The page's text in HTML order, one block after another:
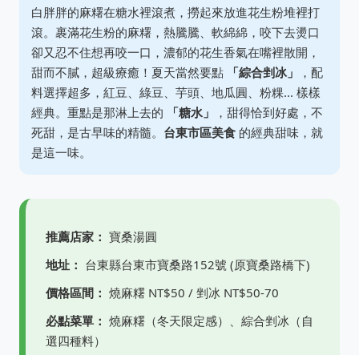
白胖胖的麻糬在糖水裡滾煮，撈起來放進花生粉堆裡打
滾。裹滿花生粉的麻糬，熱騰騰、軟綿綿，咬下去燙口
卻又忍不住想再咬一口，濃郁的花生香氣在嘴裡散開，
甜而不膩，超級療癒！夏天當然要點
「綜合剉冰」
，配
料選擇超多，紅豆、綠豆、芋頭、地瓜圓、粉粿... 樣樣
經典。重點是那淋上去的
「糖水」
，甜得恰到好處，不
死甜，是古早味的精髓。 台東市區美食 的經典甜味，就
是這一味。
推薦店家： 寶桑湯圓
地址： 台東縣台東市寶桑路152號 (原寶桑路橋下)
價格區間： 燒麻糬 NT$50 / 剉冰 NT$50-70
必點菜單： 燒麻糬（冬天限定感）、綜合剉冰（自
選四種料）